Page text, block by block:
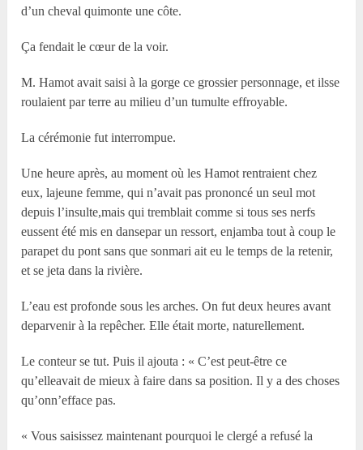
d’un cheval quimonte une côte.
Ça fendait le cœur de la voir.
M. Hamot avait saisi à la gorge ce grossier personnage, et ilsse
roulaient par terre au milieu d’un tumulte effroyable.
La cérémonie fut interrompue.
Une heure après, au moment où les Hamot rentraient chez
eux, lajeune femme, qui n’avait pas prononcé un seul mot
depuis l’insulte,mais qui tremblait comme si tous ses nerfs
eussent été mis en dansepar un ressort, enjamba tout à coup le
parapet du pont sans que sonmari ait eu le temps de la retenir,
et se jeta dans la rivière.
L’eau est profonde sous les arches. On fut deux heures avant
deparvenir à la repêcher. Elle était morte, naturellement.
Le conteur se tut. Puis il ajouta : « C’est peut-être ce
qu’elleavait de mieux à faire dans sa position. Il y a des choses
qu’onn’efface pas.
« Vous saisissez maintenant pourquoi le clergé a refusé la